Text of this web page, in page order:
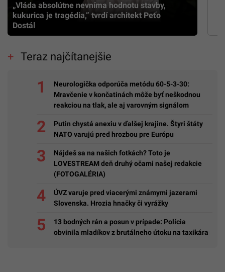
„Vláda absolútne nevníma hodnotu stavby,
kukurica je tragédia,” tvrdí architekt Peťo
Dostál
Teraz najčítanejšie
Neurologička odporúča metódu 60-5-3-30:
Mravčenie v končatinách môže byť neškodnou
reakciou na tlak, ale aj varovným signálom
Putin chystá anexiu v ďalšej krajine. Štyri štáty
NATO varujú pred hrozbou pre Európu
Nájdeš sa na našich fotkách? Toto je
LOVESTREAM deň druhý očami našej redakcie
(FOTOGALÉRIA)
ÚVZ varuje pred viacerými známymi jazerami
Slovenska. Hrozia hnačky či vyrážky
13 bodných rán a posun v prípade: Polícia
obvinila mladíkov z brutálneho útoku na taxikára